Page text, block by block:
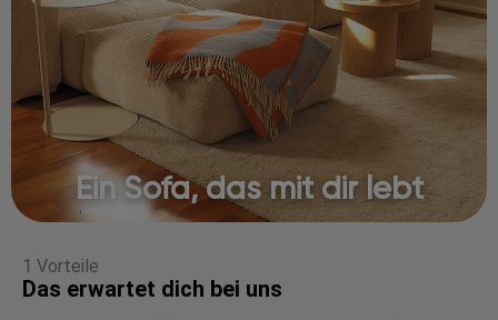
Ein Sofa, das mit dir lebt
1 Vorteile
Das erwartet dich bei uns